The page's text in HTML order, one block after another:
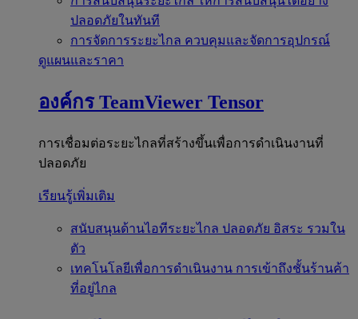
ปลอดภัยในทันที
การจัดการระยะไกล ควบคุมและจัดการอุปกรณ์
ดูแผนและราคา
องค์กร TeamViewer Tensor
การเชื่อมต่อระยะไกลที่สร้างขึ้นเพื่อการดำเนินงานที่
ปลอดภัย
เรียนรู้เพิ่มเติม
สนับสนุนด้านไอทีระยะไกล ปลอดภัย อิสระ รวมใน
ตัว
เทคโนโลยีเพื่อการดำเนินงาน การเข้าถึงชั้นร้านค้า
ที่อยู่ไกล